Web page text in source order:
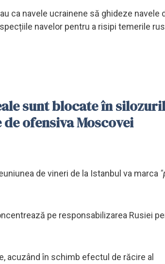
ca navele ucrainene să ghideze navele
navelor pentru a risipi temerile
sunt blocate în
ofensiva Moscovei
de vineri de la Istanbul va marca
pe responsabilizarea Rusiei
acuzând în schimb efectul de răcire al